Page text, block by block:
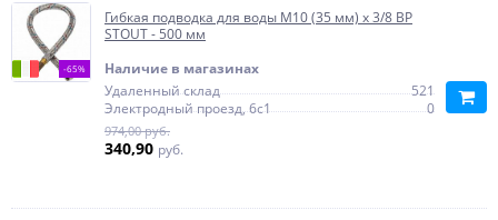
-65%
Гибкая подводка для воды M10 (35 мм) х 3/8 BP
STOUT - 500 мм
Наличие в магазинах
Удаленный склад
521
Электродный проезд, 6с1
0
974,00 руб.
340,90 руб.